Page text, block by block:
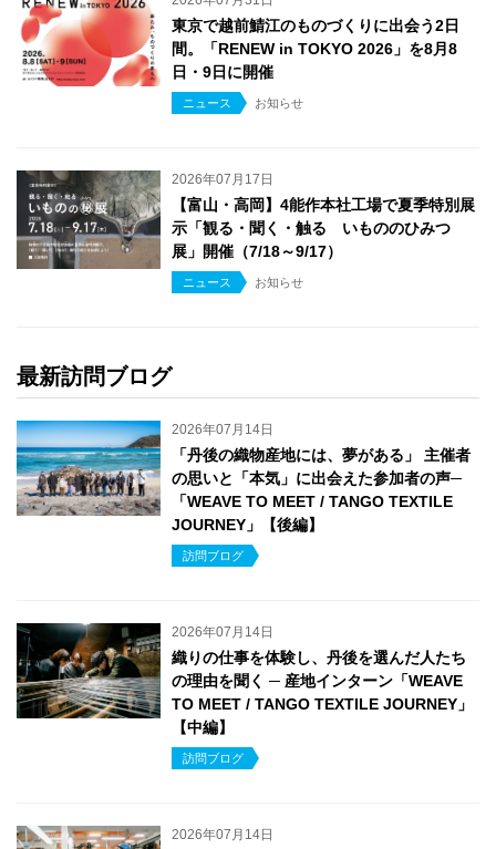
東京で越前鯖江のものづくりに出会う2日
間。「RENEW in TOKYO 2026」を8月8
日・9日に開催
ニュース お知らせ
2026年07月17日
【富山・高岡】4能作本社工場で夏季特別展
示「観る・聞く・触る いもののひみつ
展」開催（7/18～9/17）
ニュース お知らせ
最新訪問ブログ
2026年07月14日
「丹後の織物産地には、夢がある」 主催者
の思いと「本気」に出会えた参加者の声─
「WEAVE TO MEET / TANGO TEXTILE
JOURNEY」【後編】
訪問ブログ
2026年07月14日
織りの仕事を体験し、丹後を選んだ人たち
の理由を聞く ─ 産地インターン「WEAVE
TO MEET / TANGO TEXTILE JOURNEY」
【中編】
訪問ブログ
2026年07月14日